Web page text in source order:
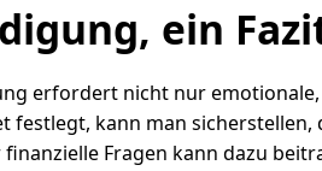
ein
erfordert nicht nur
festlegt, kann man
Fragen kann dazu